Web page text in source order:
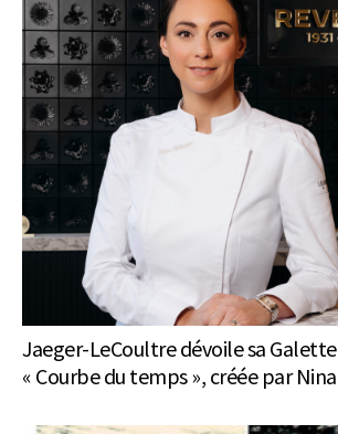
Jaeger-LeCoultre dévoile sa Galette
« Courbe du temps », créée par